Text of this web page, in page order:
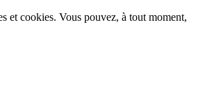
et cookies. Vous pouvez, à tout moment,